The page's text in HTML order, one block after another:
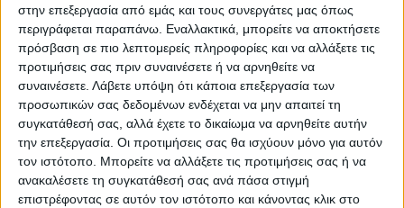
στην επεξεργασία από εμάς και τους συνεργάτες μας όπως
περιγράφεται παραπάνω. Εναλλακτικά, μπορείτε να αποκτήσετε
πρόσβαση σε πιο λεπτομερείς πληροφορίες και να αλλάξετε τις
προτιμήσεις σας πριν συναινέσετε ή να αρνηθείτε να
συναινέσετε. Λάβετε υπόψη ότι κάποια επεξεργασία των
προσωπικών σας δεδομένων ενδέχεται να μην απαιτεί τη
συγκατάθεσή σας, αλλά έχετε το δικαίωμα να αρνηθείτε αυτήν
την επεξεργασία. Οι προτιμήσεις σας θα ισχύουν μόνο για αυτόν
τον ιστότοπο. Μπορείτε να αλλάξετε τις προτιμήσεις σας ή να
ανακαλέσετε τη συγκατάθεσή σας ανά πάσα στιγμή
επιστρέφοντας σε αυτόν τον ιστότοπο και κάνοντας κλικ στο